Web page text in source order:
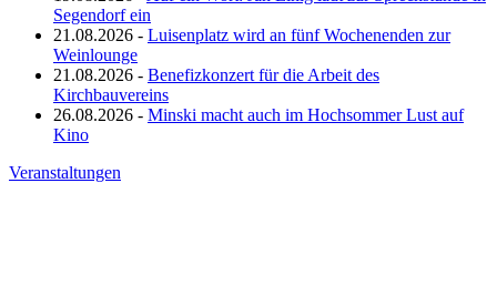
Segendorf ein
21.08.2026 - Luisenplatz wird an fünf Wochenenden zur
Weinlounge
21.08.2026 - Benefizkonzert für die Arbeit des
Kirchbauvereins
26.08.2026 - Minski macht auch im Hochsommer Lust auf
Kino
Veranstaltungen